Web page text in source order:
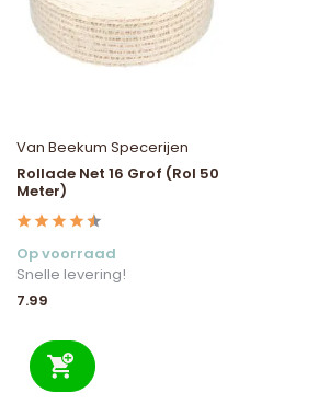
Van Beekum Specerijen
Rollade Net 16 Grof (Rol 50
Meter)
Op voorraad
Snelle levering!
7.99